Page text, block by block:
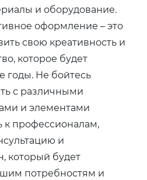
и оборудование.
оформление – это
свою креативность и
которое будет
годы. Не бойтесь
с различными
и элементами
к профессионалам,
и
который будет
потребностям и